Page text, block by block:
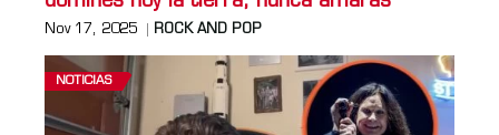
Nov 17, 2025 ROCK AND POP
NOTICIAS